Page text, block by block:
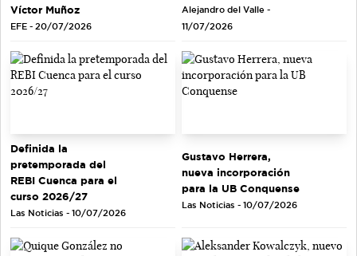
Víctor Muñoz
EFE - 20/07/2026
Alejandro del Valle -
11/07/2026
Definida la
pretemporada del
REBI Cuenca para el
curso 2026/27
Las Noticias - 10/07/2026
Gustavo Herrera,
nueva incorporación
para la UB Conquense
Las Noticias - 10/07/2026